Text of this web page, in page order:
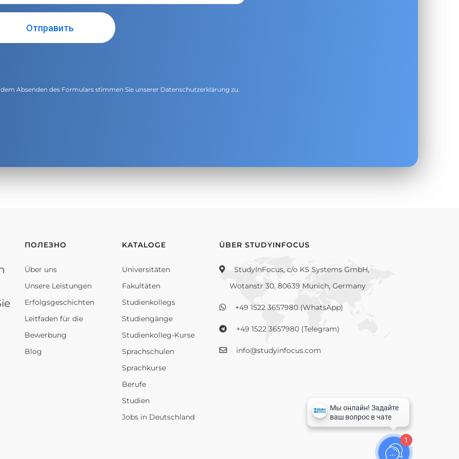
Absenden des Formulars stimmen Sie unserer Datenschutzerklärung zu.
ПОЛЕЗНО
Über uns
Unsere Leistungen
Erfolgsgeschichten
Leitfaden für die
Bewerbung
Blog
KATALOGE
Universitäten
Fakultäten
Studienkollegs
Studiengänge
Studienkolleg-Kurse
Sprachschulen
Sprachkurse
Berufe
Studien
Jobs in Deutschland
ÜBER STUDYINFOCUS
StudyInFocus, c/o KS Systems GmbH,
Wotanstr 30, 80639 Munich, Germany
+49 1522 3657980 (WhatsApp)
+49 1522 3657980 (Telegram)
info@studyinfocus.com
1